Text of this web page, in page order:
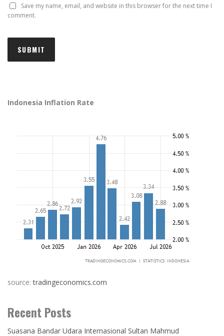
Save my name, email, and website in this browser for the next time I
comment.
Indonesia Inflation Rate
source:tradingeconomics.com
Recent Posts
Suasana Bandar Udara Internasional Sultan Mahmud